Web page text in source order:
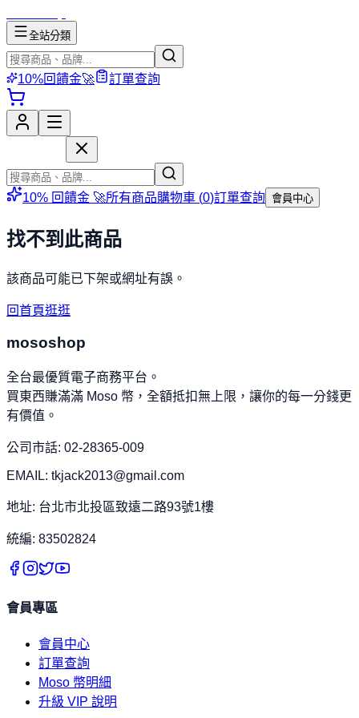
全站分類
10%回饋金🚀 訂單查詢
10% 回饋金 🚀所有商品購物車 (0)訂單查詢 會員中心
找不到此商品
該商品可能已下架或網址有誤。
回首頁逛逛
mososhop
全台最優質電子商務平台。
買東西賺滿滿 Moso 幣，全額抵扣無上限，讓你的每一分錢更
有價值。
公司市話: 02-28365-009
EMAIL: tkjack2013@gmail.com
地址: 台北市北投區致遠二路93號1樓
統編: 83502824
會員專區
會員中心
訂單查詢
Moso 幣明細
升級 VIP 說明